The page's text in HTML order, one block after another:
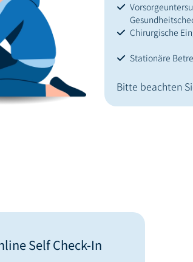
Chirurgische
Stationäre
Bitte beachten
Self Check-In